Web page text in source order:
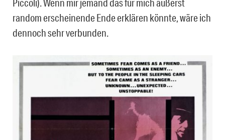
Piccoli). Wenn mir jemand das für mich äußerst
random erscheinende Ende erklären könnte, wäre ich
dennoch sehr verbunden.